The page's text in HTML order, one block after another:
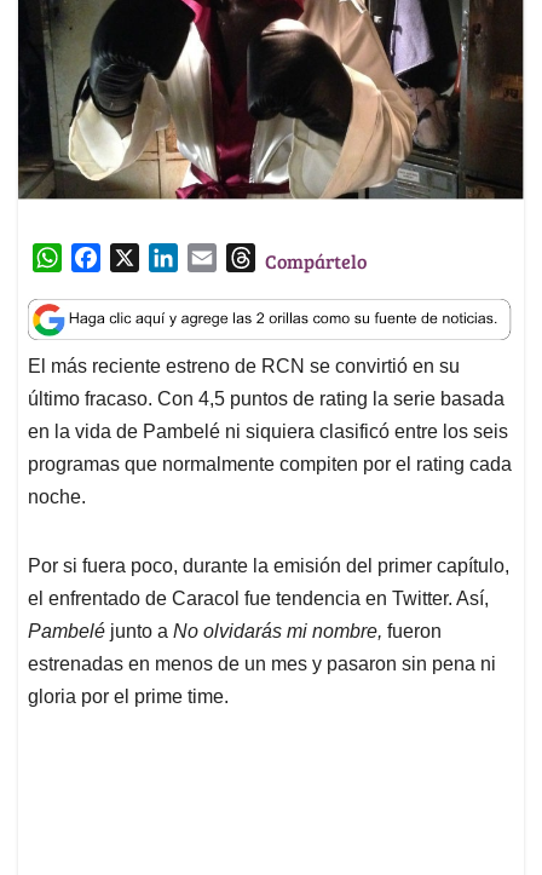
W
a
t
s
A
p
p
c
e
b
o
o
k
n
k
e
d
I
n
a
i
l
T
r
e
a
d
s
Compártelo
El más reciente estreno de RCN se convirtió en su
último fracaso. Con 4,5 puntos de rating la serie basada
en la vida de Pambelé ni siquiera clasificó entre los seis
programas que normalmente compiten por el rating cada
noche.
Por si fuera poco, durante la emisión del primer capítulo,
el enfrentado de Caracol fue tendencia en Twitter. Así,
Pambelé junto a No olvidarás mi nombre, fueron
estrenadas en menos de un mes y pasaron sin pena ni
gloria por el prime time.